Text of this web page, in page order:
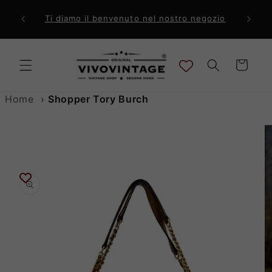
direttamente
ai contenuti
a 99€ Ti diamo il benvenuto nel nostro negozio
Carrello
Home › Shopper Tory Burch